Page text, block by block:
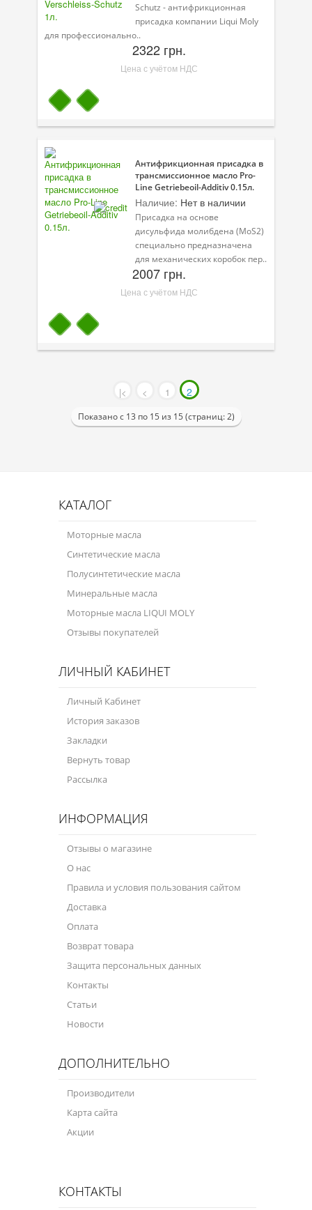
Масла для лодочных моторов
Моторное масло для мотоцикла
Оружейное масло
Садовая программа
Зимняя программа
Schutz - антифрикционная
присадка компании Liqui Moly
для профессионально..
2322 грн.
Цена с учётом НДС
Антифрикционная присадка в
трансмиссионное масло Pro-
Line Getriebeoil-Additiv 0.15л.
Наличие: Нет в наличии
Присадка на основе
дисульфида молибдена (MoS2)
специально предназначена
для механических коробок пер..
2007 грн.
Цена с учётом НДС
|< < 1 2
Показано с 13 по 15 из 15 (страниц: 2)
КАТАЛОГ
Моторные масла
Синтетические масла
Полусинтетические масла
Минеральные масла
Моторные масла LIQUI MOLY
Отзывы покупателей
ЛИЧНЫЙ КАБИНЕТ
Личный Кабинет
История заказов
Закладки
Вернуть товар
Рассылка
ИНФОРМАЦИЯ
Отзывы о магазине
О нас
Правила и условия пользования сайтом
Доставка
Оплата
Возврат товара
Защита персональных данных
Контакты
Статьи
Новости
ДОПОЛНИТЕЛЬНО
Производители
Карта сайта
Акции
КОНТАКТЫ